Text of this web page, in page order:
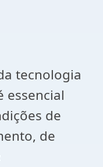
tecnologia
essencial
de
de